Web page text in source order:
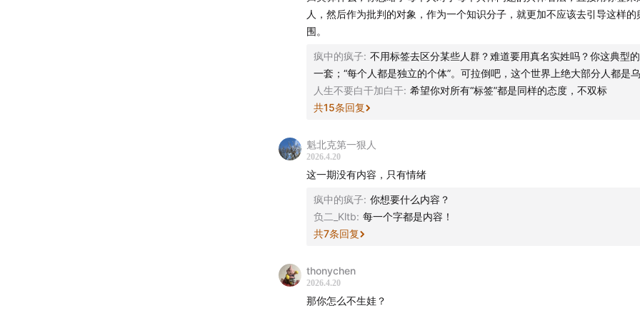
人，然后作为批判的对象，作为一个知识分子，就更加不应该去引导这样的
围。
疯中的疯子: 不用标签去区分某些人群？难道要用真名实姓吗？你这典型
一套；“每个人都是独立的个体”。可拉倒吧，这个世界上绝大部分人都是
人生不要白干加白干: 希望你对所有“标签”都是同样的态度，不双标
共15条回复
魁北克第一狠人
2026.4.20
这一期没有内容，只有情绪
疯中的疯子: 你想要什么内容？
负二_Kltb: 每一个字都是内容！
共7条回复
thonychen
2026.4.20
那你怎么不生娃？